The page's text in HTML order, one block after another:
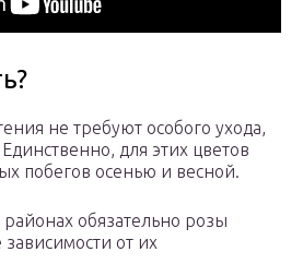
не требуют особого ухода,
для этих цветов
побегов осенью и весной.
обязательно розы
от их